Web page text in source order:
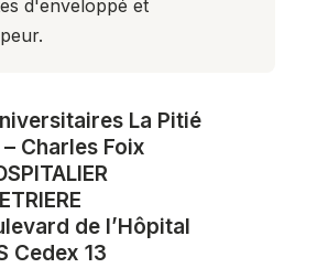
d'enveloppé et
La Pitié
Charles Foix
de l’Hôpital
Cedex 13